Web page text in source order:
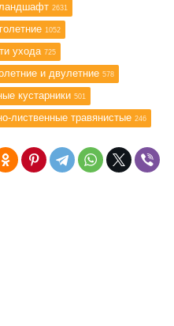
2631
1052
ухода 725
и двулетние 578
кустарники 501
лиственные травянистые 246